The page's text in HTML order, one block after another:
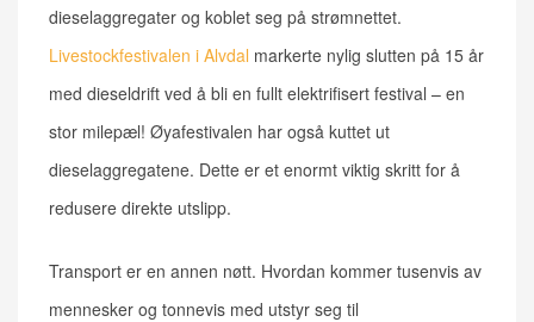
dieselaggregater og koblet seg på strømnettet.
Livestockfestivalen i Alvdal markerte nylig slutten på 15 år
med dieseldrift ved å bli en fullt elektrifisert festival – en
stor milepæl! Øyafestivalen har også kuttet ut
dieselaggregatene. Dette er et enormt viktig skritt for å
redusere direkte utslipp.
Transport er en annen nøtt. Hvordan kommer tusenvis av
mennesker og tonnevis med utstyr seg til